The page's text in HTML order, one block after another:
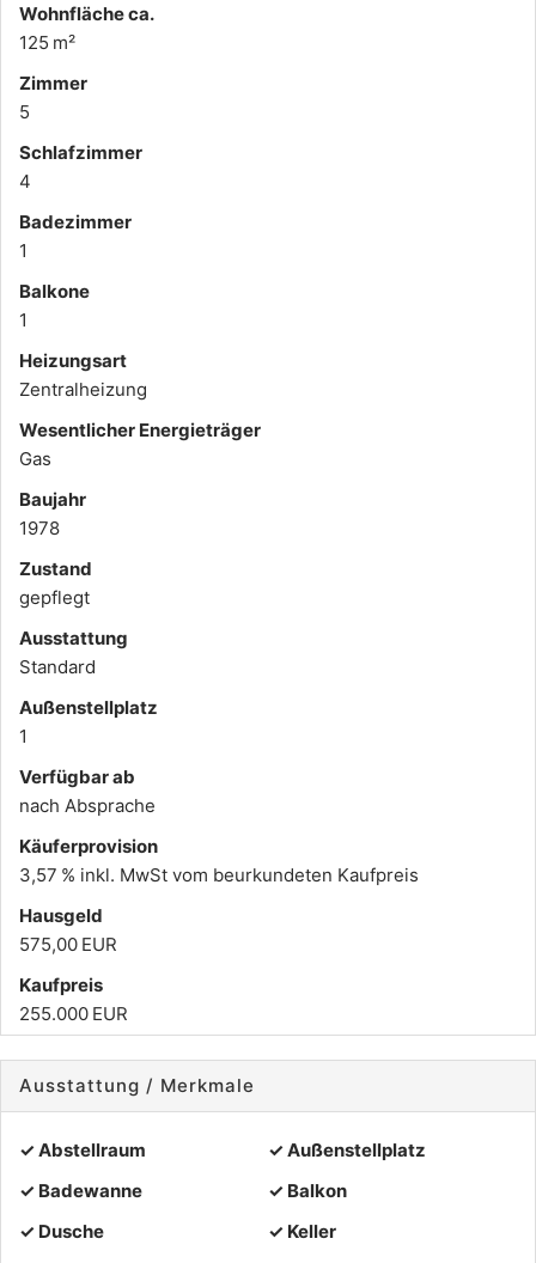
Wohnfläche ca.
125 m²
Zimmer
5
Schlafzimmer
4
Badezimmer
1
Balkone
1
Heizungsart
Zentralheizung
Wesentlicher Energieträger
Gas
Baujahr
1978
Zustand
gepflegt
Ausstattung
Standard
Außen­stellplatz
1
Verfügbar ab
nach Absprache
Käufer­provision
3,57 % inkl. MwSt vom beurkundeten Kaufpreis
Hausgeld
575,00 EUR
Kaufpreis
255.000 EUR
Ausstattung / Merkmale
✓ Abstellraum
✓ Außenstellplatz
✓ Badewanne
✓ Balkon
✓ Dusche
✓ Keller